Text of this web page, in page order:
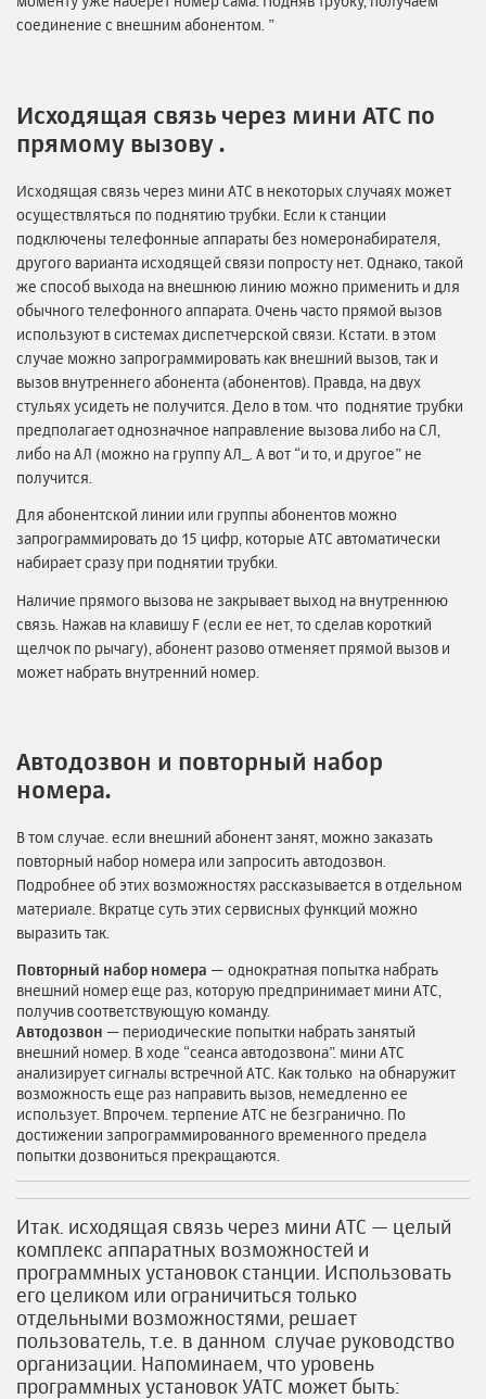
соединение с внешним абонентом. ”
Исходящая связь через мини АТС по
прямому вызову .
Исходящая связь через мини АТС в некоторых случаях может
осуществляться по поднятию трубки. Если к станции
подключены телефонные аппараты без номеронабирателя,
другого варианта исходящей связи попросту нет. Однако, такой
же способ выхода на внешнюю линию можно применить и для
обычного телефонного аппарата. Очень часто прямой вызов
используют в системах диспетчерской связи. Кстати. в этом
случае можно запрограммировать как внешний вызов, так и
вызов внутреннего абонента (абонентов). Правда, на двух
стульях усидеть не получится. Дело в том. что поднятие трубки
предполагает однозначное направление вызова либо на СЛ,
либо на АЛ (можно на группу АЛ_. А вот “и то, и другое” не
получится.
Для абонентской линии или группы абонентов можно
запрограммировать до 15 цифр, которые АТС автоматически
набирает сразу при поднятии трубки.
Наличие прямого вызова не закрывает выход на внутреннюю
связь. Нажав на клавишу F (если ее нет, то сделав короткий
щелчок по рычагу), абонент разово отменяет прямой вызов и
может набрать внутренний номер.
Автодозвон и повторный набор
номера.
В том случае. если внешний абонент занят, можно заказать
повторный набор номера или запросить автодозвон.
Подробнее об этих возможностях рассказывается в отдельном
материале. Вкратце суть этих сервисных функций можно
выразить так.
Повторный набор номера — однократная попытка набрать
внешний номер еще раз, которую предпринимает мини АТС,
получив соответствующую команду.
Автодозвон — периодические попытки набрать занятый
внешний номер. В ходе “сеанса автодозвона”. мини АТС
анализирует сигналы встречной АТС. Как только на обнаружит
возможность еще раз направить вызов, немедленно ее
использует. Впрочем. терпение АТС не безгранично. По
достижении запрограммированного временного предела
попытки дозвониться прекращаются.
Итак. исходящая связь через мини АТС — целый
комплекс аппаратных возможностей и
программных установок станции. Использовать
его целиком или ограничиться только
отдельными возможностями, решает
пользователь, т.е. в данном случае руководство
организации. Напоминаем, что уровень
программных установок УАТС может быть: